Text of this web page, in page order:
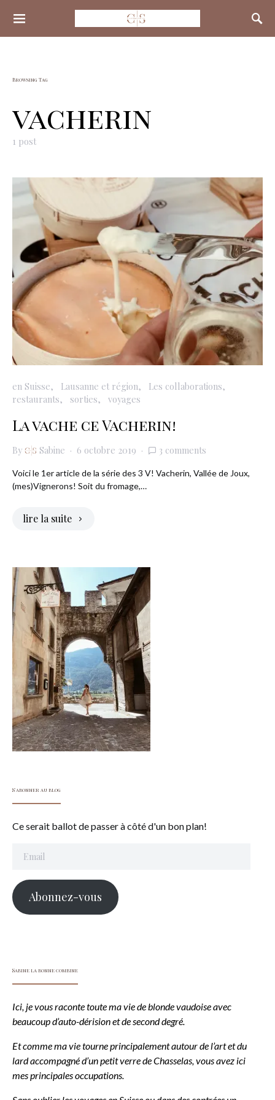
Search for:
Browsing Tag
vacherin
1 post
en Suisse Lausanne et région
Les collaborations
restaurants
sorties voyages
La vache ce Vacherin!
By Sabine 6 octobre 2019 3 comments
Voici le 1er article de la série des 3 V! Vacherin, Vallée de Joux,
(mes)Vignerons! Soit du fromage,…
lire la suite
S'abonner au blog
Ce serait ballot de passer à côté d'un bon plan!
Abonnez-vous
Sabine la bonne combine
Ici, je vous raconte toute ma vie de blonde vaudoise avec
beaucoup d’auto-dérision et de second degré.
Et comme ma vie tourne principalement autour de l’art et du
lard accompagné d’un petit verre de Chasselas, vous avez ici
mes principales occupations.